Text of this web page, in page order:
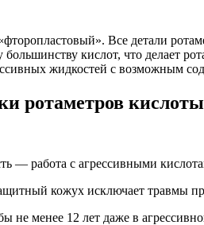
Все детали
кислот, что делает
жидкостей с возможным
ротаметров
— работа с агрессивными
кожух исключает травмы
не менее 12 лет даже в